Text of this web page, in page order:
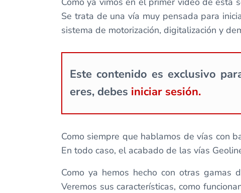
Se trata de una vía muy pensada para
sistema de motorización, digitalización y
Este contenido es exclusivo
eres, debes iniciar sesión.
Como siempre que hablamos de vías con
En todo caso, el acabado de las vías
Como ya hemos hecho con otras
Veremos sus características, como